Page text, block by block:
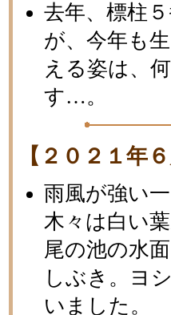
去年、標柱
が、今年も
える姿は、
す…。
【２０２１年
雨風が強い
木々は白い
尾の池の水
しぶき。ヨ
いました。